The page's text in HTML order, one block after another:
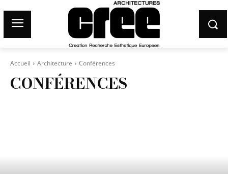
Accueil Architecture Conférences
CONFÉRENCES